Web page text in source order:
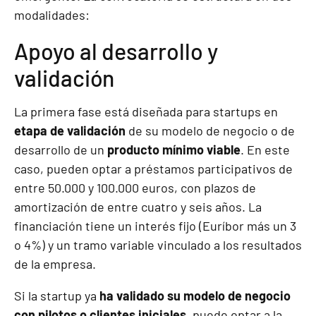
modalidades:
Apoyo al desarrollo y
validación
La primera fase está diseñada para startups en
etapa de validación de su modelo de negocio o de
desarrollo de un producto mínimo viable. En este
caso, pueden optar a préstamos participativos de
entre 50.000 y 100.000 euros, con plazos de
amortización de entre cuatro y seis años. La
financiación tiene un interés fijo (Euríbor más un 3
o 4%) y un tramo variable vinculado a los resultados
de la empresa.
Si la startup ya ha validado su modelo de negocio